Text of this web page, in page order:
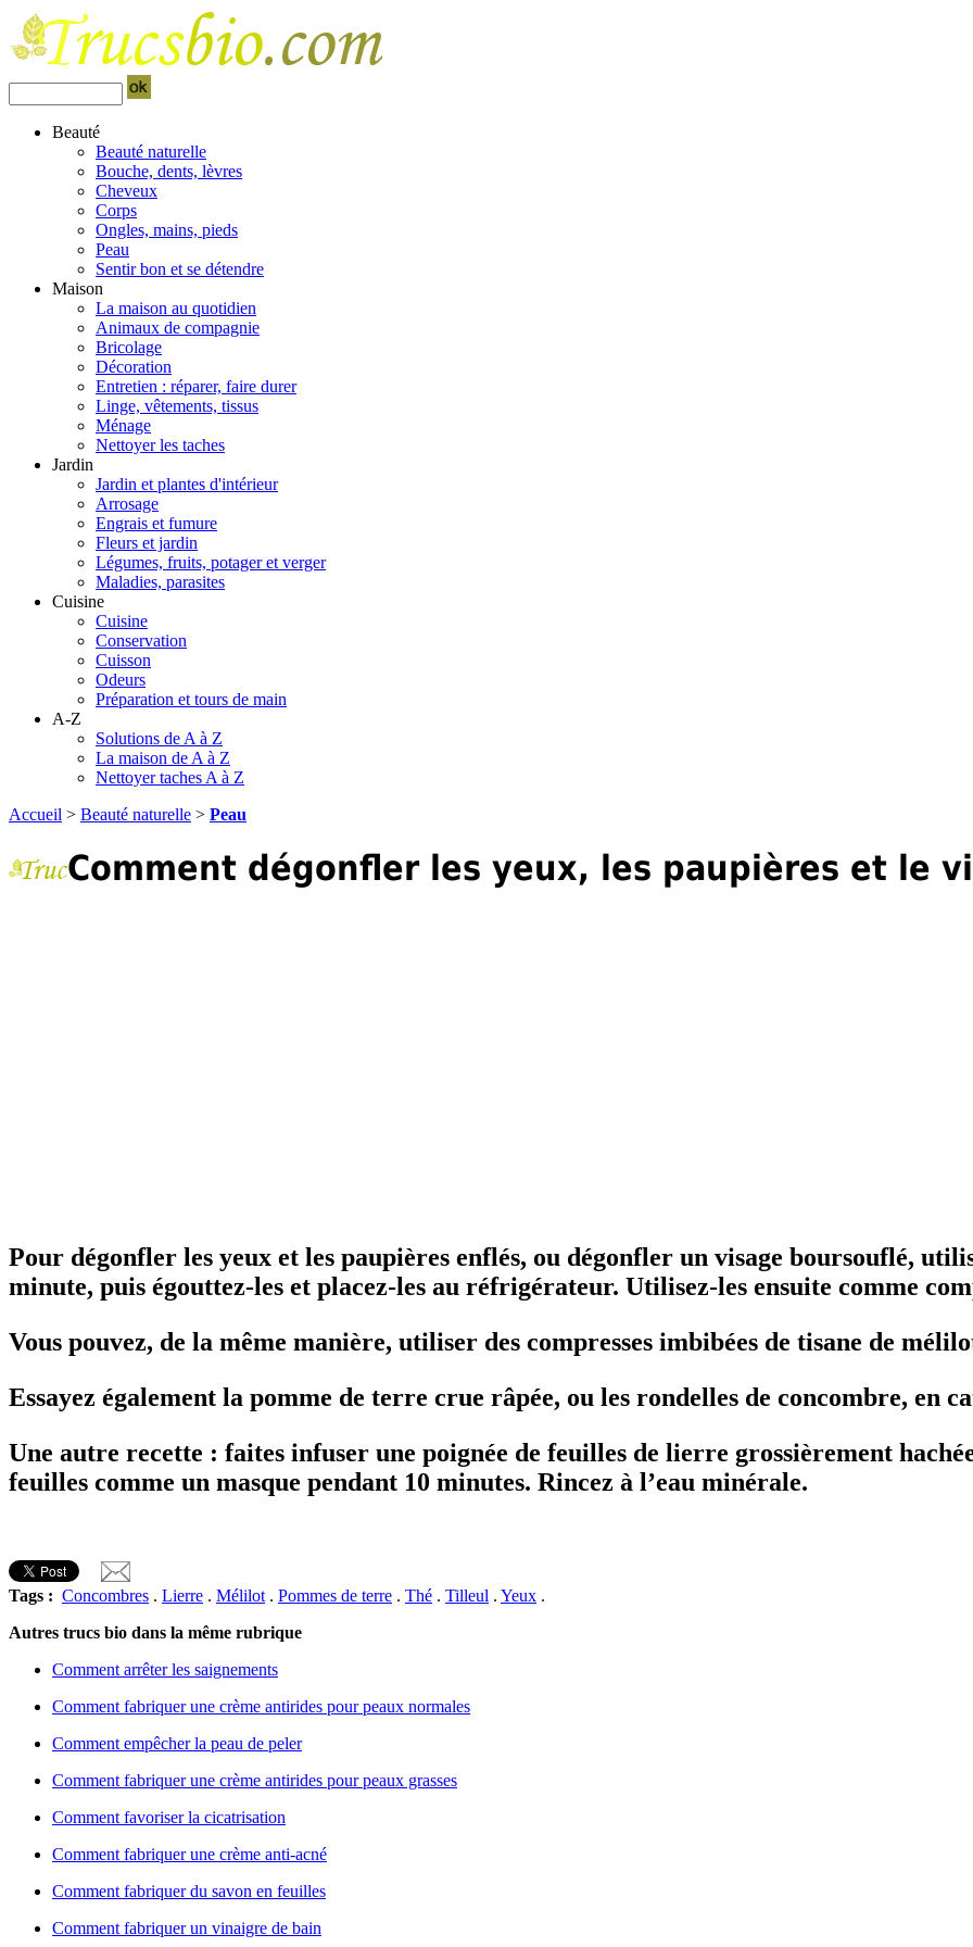
Beauté
Beauté naturelle
Bouche, dents, lèvres
Cheveux
Corps
Ongles, mains, pieds
Peau
Sentir bon et se détendre
Maison
La maison au quotidien
Animaux de compagnie
Bricolage
Décoration
Entretien : réparer, faire durer
Linge, vêtements, tissus
Ménage
Nettoyer les taches
Jardin
Jardin et plantes d'intérieur
Arrosage
Engrais et fumure
Fleurs et jardin
Légumes, fruits, potager et verger
Maladies, parasites
Cuisine
Cuisine
Conservation
Cuisson
Odeurs
Préparation et tours de main
A-Z
Solutions de A à Z
La maison de A à Z
Nettoyer taches A à Z
Accueil > Beauté naturelle > Peau
Comment dégonfler les yeux, les paupières et le
Pour dégonfler les yeux et les paupières enflés, ou dégonfler un visage boursouflé,
minute, puis égouttez-les et placez-les au réfrigérateur. Utilisez-les ensuite comme
Vous pouvez, de la même manière, utiliser des compresses imbibées de tisane de
Essayez également la pomme de terre crue râpée, ou les rondelles de concombre, en
Une autre recette : faites infuser une poignée de feuilles de lierre grossièrement
feuilles comme un masque pendant 10 minutes. Rincez à l’eau minérale.
Tags : Concombres . Lierre . Mélilot . Pommes de terre . Thé . Tilleul . Yeux .
Autres trucs bio dans la même rubrique
Comment arrêter les saignements
Comment fabriquer une crème antirides pour peaux normales
Comment empêcher la peau de peler
Comment fabriquer une crème antirides pour peaux grasses
Comment favoriser la cicatrisation
Comment fabriquer une crème anti-acné
Comment fabriquer du savon en feuilles
Comment fabriquer un vinaigre de bain